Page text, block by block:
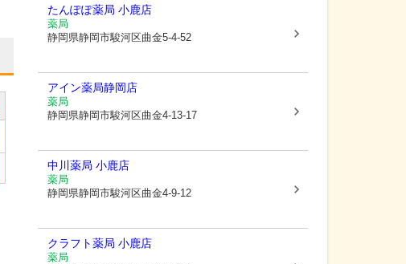
たんぽぽ薬局 小鹿店
薬局
静岡県静岡市駿河区曲金5-4-52
アイン薬局静岡店
薬局
静岡県静岡市駿河区曲金4-13-17
中川薬局 小鹿店
薬局
静岡県静岡市駿河区曲金4-9-12
クラフト薬局 小鹿店
薬局